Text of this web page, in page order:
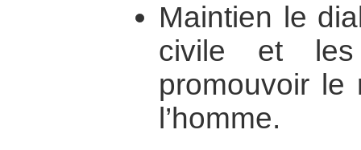
Maintien le
civile et
promouvoir le
l’homme.